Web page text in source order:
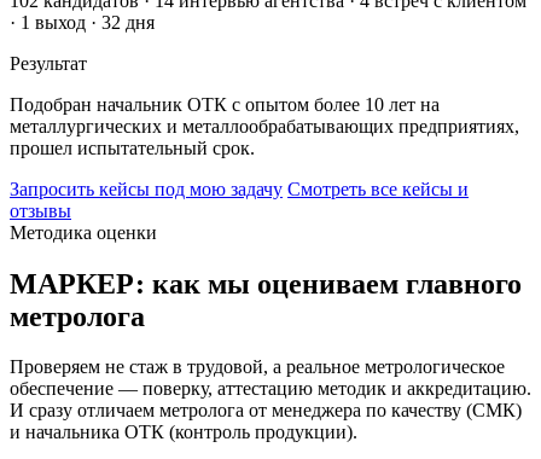
· 1 выход · 32 дня
Результат
Подобран начальник ОТК с опытом более 10 лет на
металлургических и металлообрабатывающих предприятиях,
прошел испытательный срок.
Запросить кейсы под мою задачу Смотреть все кейсы и
отзывы
Методика оценки
МАРКЕР: как мы оцениваем главного
метролога
Проверяем не стаж в трудовой, а реальное метрологическое
обеспечение — поверку, аттестацию методик и аккредитацию.
И сразу отличаем метролога от менеджера по качеству (СМК)
и начальника ОТК (контроль продукции).